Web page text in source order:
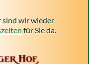
sind wir wieder
für Sie da.